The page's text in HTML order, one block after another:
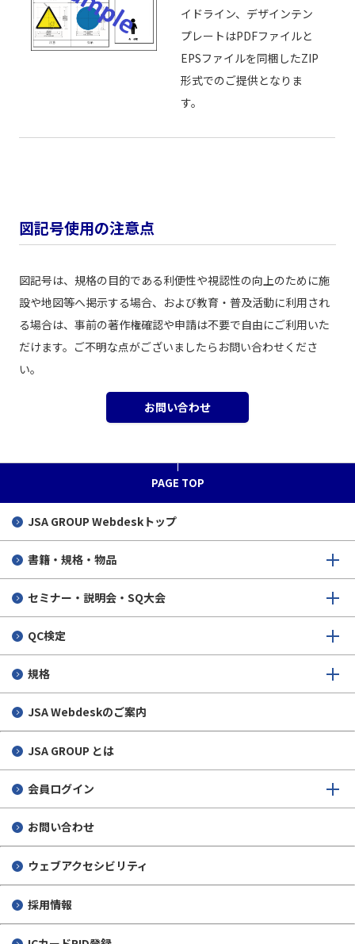
イドライン、デザインテン
プレートはPDFファイルと
EPSファイルを同梱したZIP
形式でのご提供となりま
す。
図記号使用の注意点
図記号は、規格の目的である利便性や視認性の向上のために施
設や地図等へ掲示する場合、および教育・普及活動に利用され
る場合は、事前の著作権確認や申請は不要で自由にご利用いた
だけます。ご不明な点がございましたらお問い合わせくださ
い。
お問い合わせ
PAGE TOP
JSA GROUP Webdeskトップ
書籍・規格・物品
セミナー・説明会・SQ大会
QC検定
規格
JSA Webdeskのご案内
JSA GROUP とは
会員ログイン
お問い合わせ
ウェブアクセシビリティ
採用情報